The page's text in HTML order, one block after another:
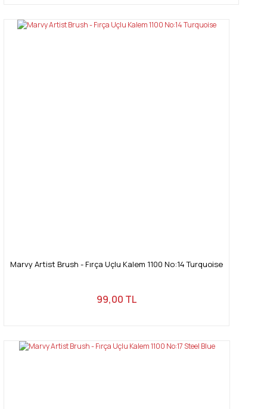
Marvy Artist Brush - Fırça Uçlu Kalem 1100 No:14 Turquoise
99,00 TL